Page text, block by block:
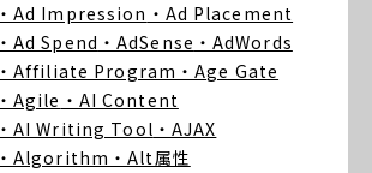
・Ad Impression ・Ad Placement
・Ad Spend ・AdSense ・AdWords
・Affiliate Program ・Age Gate
・Agile ・AI Content
・AI Writing Tool ・AJAX
・Algorithm ・Alt属性